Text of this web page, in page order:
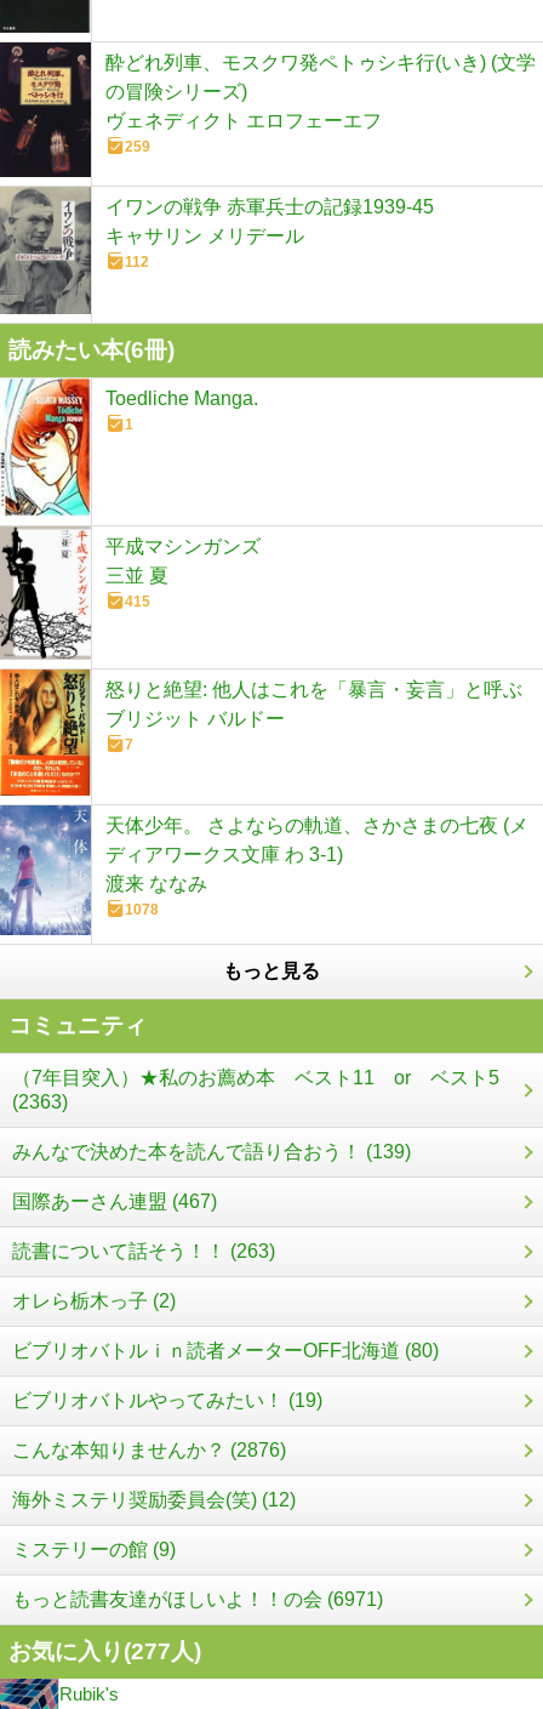
酔どれ列車、モスクワ発ペトゥシキ行(いき) (文学
の冒険シリーズ)
ヴェネディクト エロフェーエフ
259
イワンの戦争 赤軍兵士の記録1939-45
キャサリン メリデール
112
読みたい本(6冊)
Toedliche Manga.
1
平成マシンガンズ
三並 夏
415
怒りと絶望: 他人はこれを「暴言・妄言」と呼ぶ
ブリジット バルドー
7
天体少年。 さよならの軌道、さかさまの七夜 (メ
ディアワークス文庫 わ 3-1)
渡来 ななみ
1078
もっと見る
コミュニティ
（7年目突入）★私のお薦め本 ベスト11 or ベスト5
(2363)
みんなで決めた本を読んで語り合おう！ (139)
国際あーさん連盟 (467)
読書について話そう！！ (263)
オレら栃木っ子 (2)
ビブリオバトルｉｎ読者メーターOFF北海道 (80)
ビブリオバトルやってみたい！ (19)
こんな本知りませんか？ (2876)
海外ミステリ奨励委員会(笑) (12)
ミステリーの館 (9)
もっと読書友達がほしいよ！！の会 (6971)
お気に入り(277人)
Rubik's